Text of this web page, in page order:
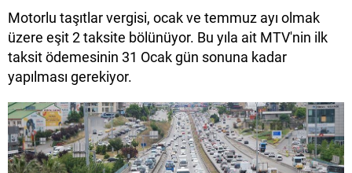
Motorlu taşıtlar vergisi, ocak ve temmuz ayı olmak
üzere eşit 2 taksite bölünüyor. Bu yıla ait MTV'nin ilk
taksit ödemesinin 31 Ocak gün sonuna kadar
yapılması gerekiyor.